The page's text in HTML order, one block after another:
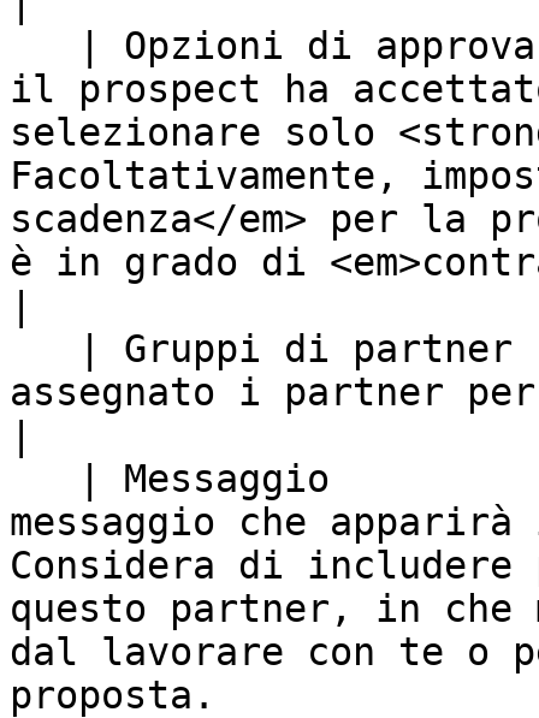
il prospect ha
selezionare solo
Facoltativamente,
scadenza</em> per la
è in grado di
assegnato i partner
messaggio che
Considera di includere
questo partner, in che
dal lavorare con te o
proposta.